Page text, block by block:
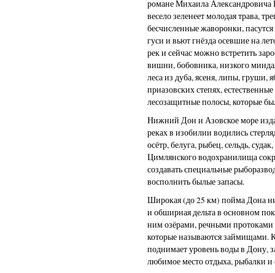
романе Михаила
весело зеленеет молодая трава,
бесчисленные жаворонки,
гуси и вьют гнёзда осевшие на
рек и сейчас можно встретить
вишни, бобовника, низкого
леса из дуба, ясеня, липы, груши,
приазовских степях,
лесозащитные полосы, которые
Нижний Дон и Азовское море
реках в изобилии водились
осётр, белуга, рыбец, сельдь,
Цимлянского водохранилища
создавать специальные
восполнить былые запасы.
Широкая (до 25 км) пойма Дона
и обширная дельта в основном
ним озёрами, речными
которые называются займищами.
поднимает уровень воды в Дону,
любимое место отдыха, рыбалки